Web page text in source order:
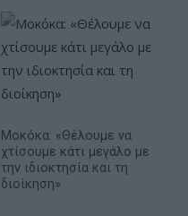
Μοκόκα: «Θέλουμε να
χτίσουμε κάτι μεγάλο με
την ιδιοκτησία και τη
διοίκηση»